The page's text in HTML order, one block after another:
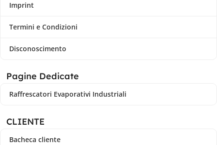
Imprint
Termini e Condizioni
Disconoscimento
Pagine Dedicate
Raffrescatori Evaporativi Industriali
CLIENTE
Bacheca cliente